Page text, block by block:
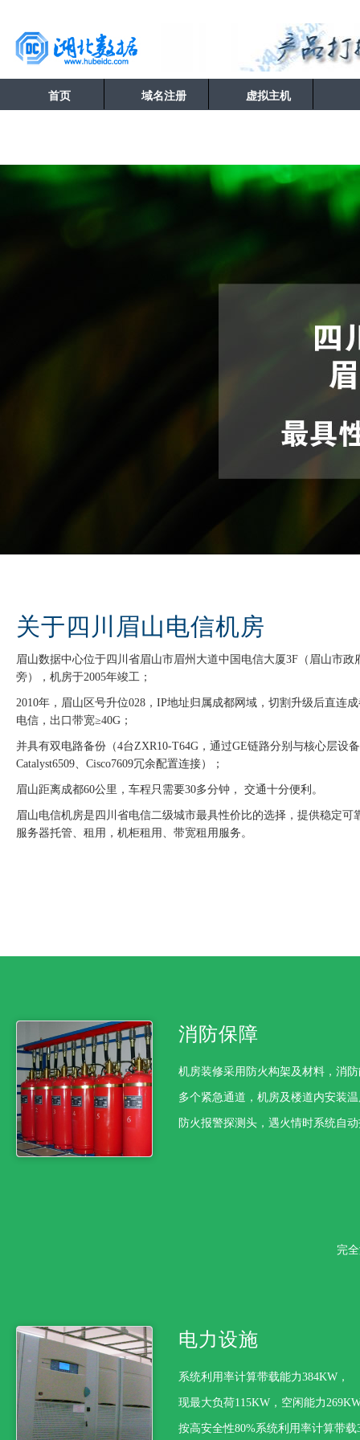
首页 域名注册 虚拟主机
关于四川眉山电信机房
眉山数据中心位于四川省眉山市眉州大道中国电信大厦3F（眉山市政
旁），机房于2005年竣工；
2010年，眉山区号升位028，IP地址归属成都网域，切割升级后直连
电信，出口带宽≥40G；
并具有双电路备份（4台ZXR10-T64G，通过GE链路分别与核心层设备
Catalyst6509、Cisco7609冗余配置连接）；
眉山距离成都60公里，车程只需要30多分钟， 交通十分便利。
眉山电信机房是四川省电信二级城市最具性价比的选择，提供稳定可
服务器托管、租用，机柜租用、带宽租用服务。
消防保障
机房装修采用防火构架及材料，消
多个紧急通道，机房及楼道内安装
防火报警探测头，遇火情时系统自
完
电力设施
系统利用率计算带载能力384KW，
现最大负荷115KW，空闲能力
按高安全性80%系统利用率计算带